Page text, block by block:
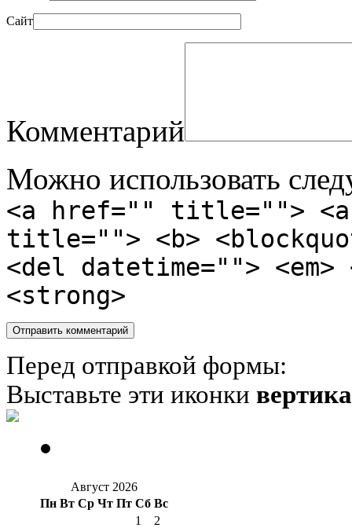
Сайт
Комментарий
Можно использовать
<a href="" title="">
title=""> <b>
<del datetime="">
<strong>
Перед отправкой формы:
Выставьте эти иконки
Август 2026
Пн Вт Ср Чт Пт Сб Вс
1
2